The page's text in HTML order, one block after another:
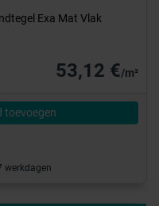
Exa Mat Vlak
53,12 €/m²
toevoegen
werkdagen